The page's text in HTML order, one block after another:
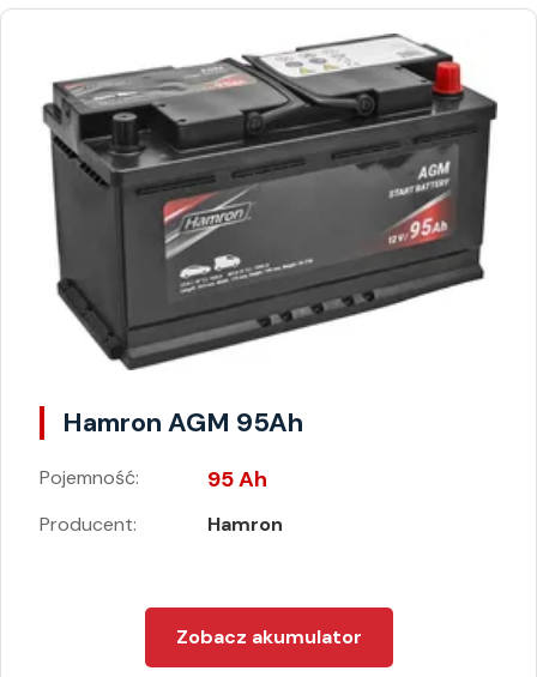
Hamron AGM 95Ah
Pojemność: 95 Ah
Producent: Hamron
Zobacz akumulator